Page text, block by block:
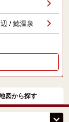
/ 鯰温泉
図から探す